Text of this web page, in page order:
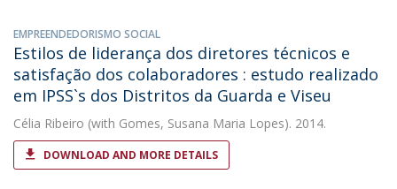
EMPREENDEDORISMO SOCIAL
Estilos de liderança dos diretores técnicos e
satisfação dos colaboradores : estudo realizado
em IPSS`s dos Distritos da Guarda e Viseu
Célia Ribeiro (with Gomes, Susana Maria Lopes). 2014.
DOWNLOAD AND MORE DETAILS